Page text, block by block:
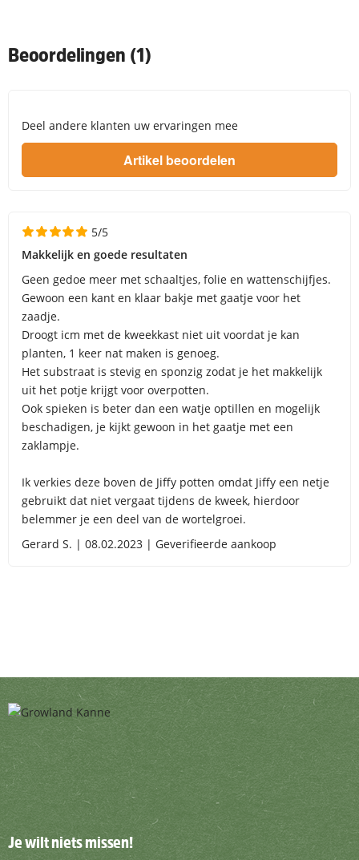
Beoordelingen (1)
Deel andere klanten uw ervaringen mee
5/5
Makkelijk en goede resultaten
Geen gedoe meer met schaaltjes, folie en wattenschijfjes.
Gewoon een kant en klaar bakje met gaatje voor het
zaadje.
Droogt icm met de kweekkast niet uit voordat je kan
planten, 1 keer nat maken is genoeg.
Het substraat is stevig en sponzig zodat je het makkelijk
uit het potje krijgt voor overpotten.
Ook spieken is beter dan een watje optillen en mogelijk
beschadigen, je kijkt gewoon in het gaatje met een
zaklampje.
Ik verkies deze boven de Jiffy potten omdat Jiffy een netje
gebruikt dat niet vergaat tijdens de kweek, hierdoor
belemmer je een deel van de wortelgroei.
Gerard S. | 08.02.2023 | Geverifieerde aankoop
Je wilt niets missen!
Je wilt niets missen!